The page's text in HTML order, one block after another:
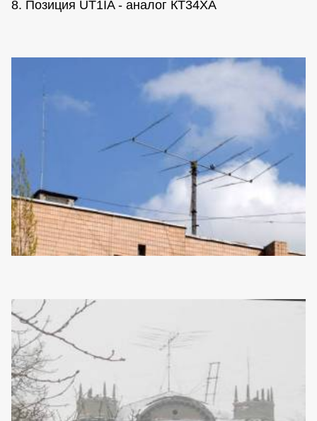
8. Позиция UT1IA - аналог КТ34ХА